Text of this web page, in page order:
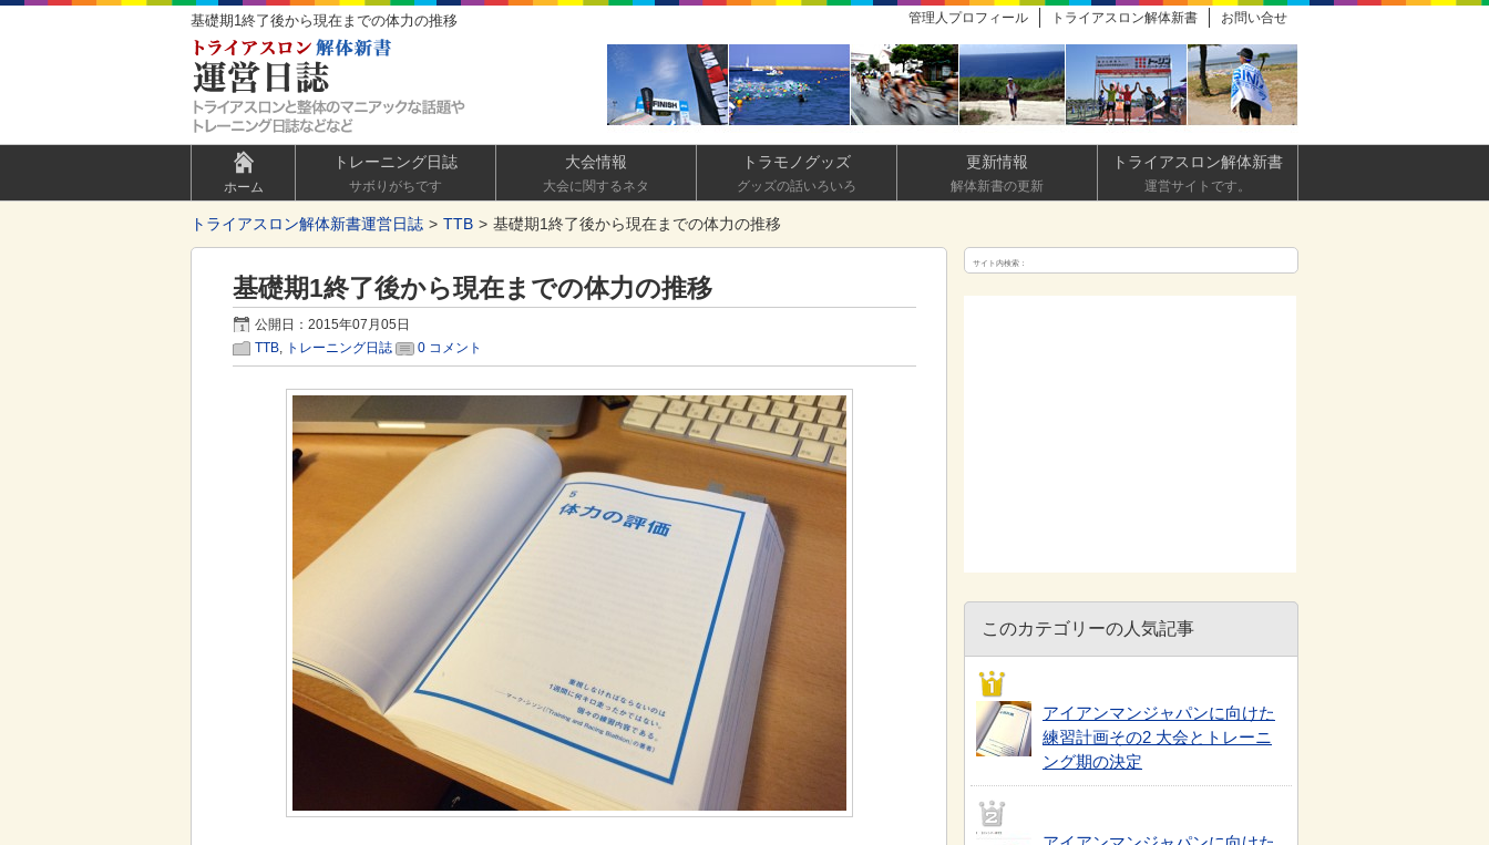
基礎期1終了後から現在までの体力の推移 お問い合せ
トライアスロン解体新書
管理人プロフィール
ホーム
トレーニング日誌
サボりがちです
大会情報
大会に関するネタ
トラモノグッズ
グッズの話いろいろ
更新情報
解体新書の更新
トライアスロン解体新書
運営サイトです。
トライアスロン解体新書運営日誌 TTB 基礎期1終了後から現在までの体力の推移
基礎期1終了後から現在までの体力の推移
公開日：2015年07月05日
TTB, トレーニング日誌 0 コメント
サイト内検索：
このカテゴリーの人気記事
アイアンマンジャパンに向けた
練習計画その2 大会とトレーニ
ング期の決定